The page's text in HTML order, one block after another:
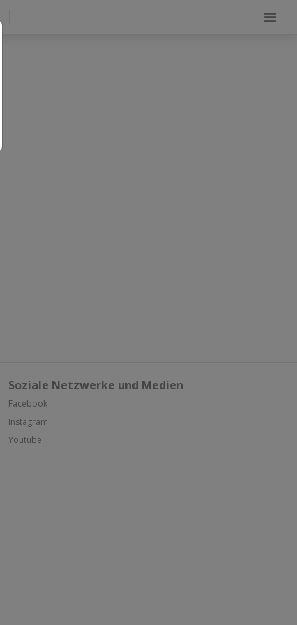
Soziale Netzwerke und Medien
Facebook
Instagram
Youtube